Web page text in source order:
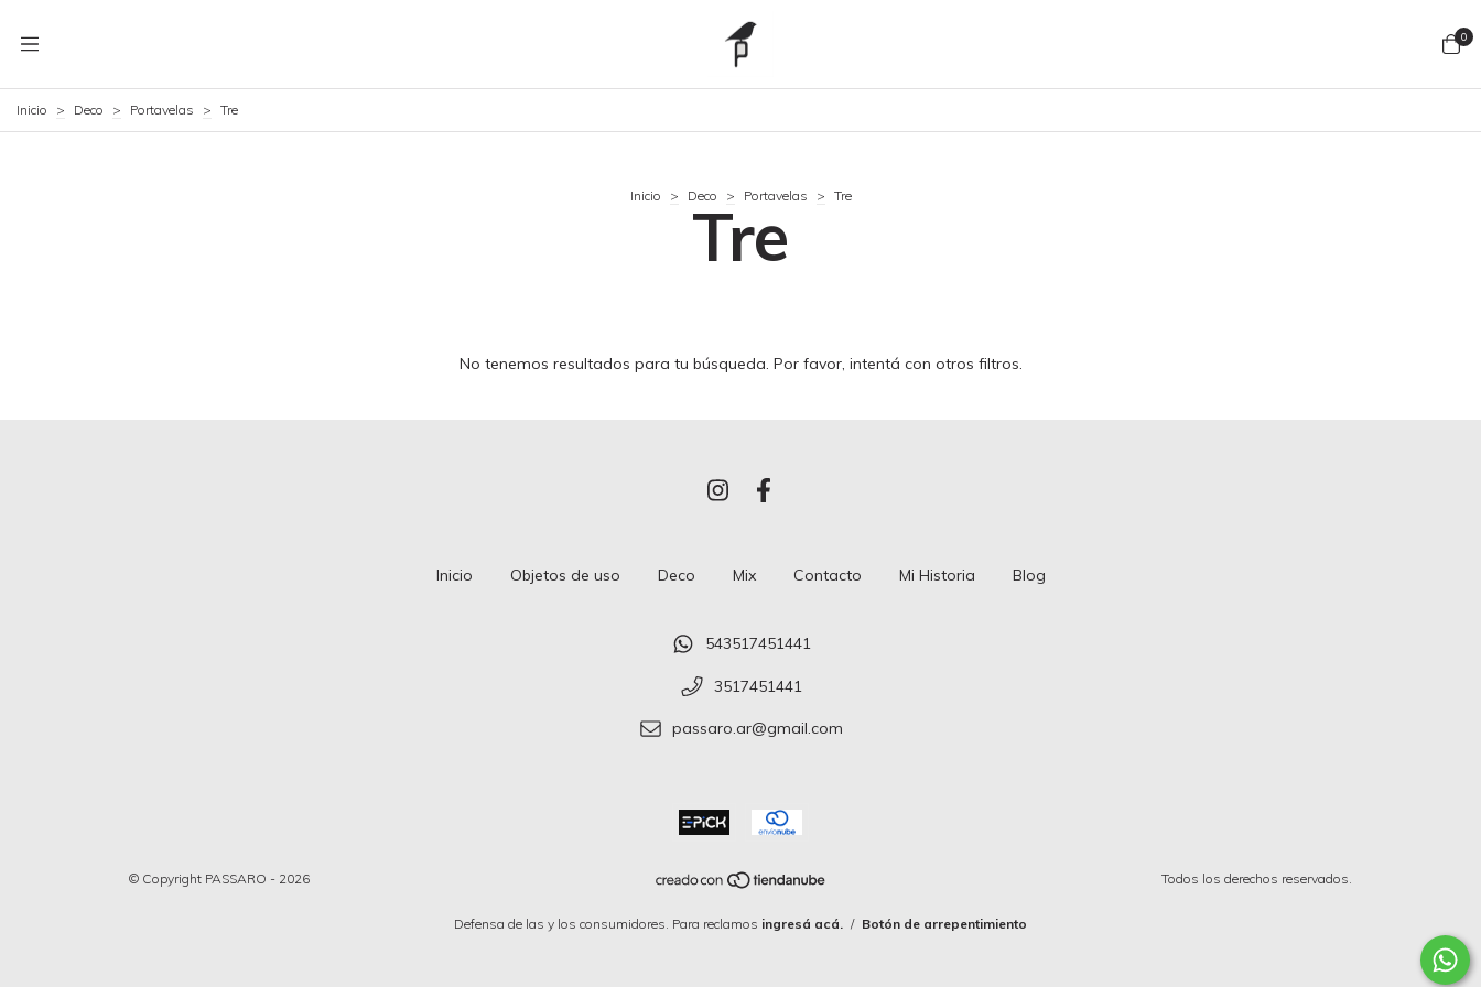
0
Inicio > Deco > Portavelas > Tre
Inicio > Deco > Portavelas > Tre
Tre
No tenemos resultados para tu búsqueda. Por favor, intentá con otros filtros.
Inicio Objetos de uso Deco Mix Contacto Mi Historia Blog
543517451441
3517451441
passaro.ar@gmail.com
© Copyright PASSARO - 2026 Todos los derechos reservados.
Defensa de las y los consumidores. Para reclamos ingresá acá. / Botón de arrepentimiento